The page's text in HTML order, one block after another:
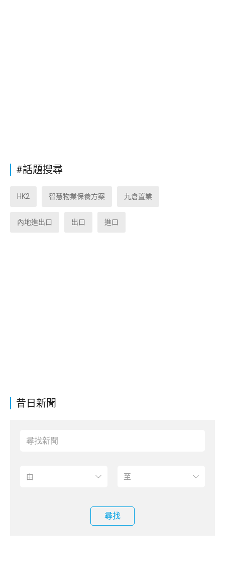
昔日新聞
尋找
#話題搜尋
HK2 智慧物業保養方案 九倉置業
內地進出口 出口 進口